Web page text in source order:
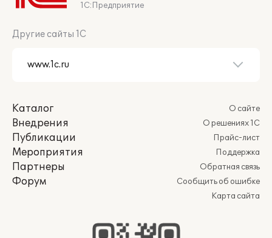
1С:Предприятие
Другие сайты 1С
Каталог
Внедрения
Публикации
Мероприятия
Партнеры
Форум
О сайте
О решениях 1С
Прайс-лист
Поддержка
Обратная связь
Сообщить об ошибке
Карта сайта